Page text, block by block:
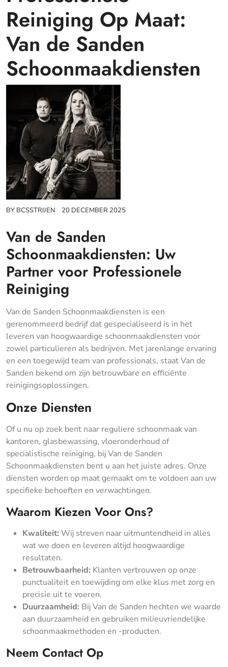
Reiniging Op Maat:
Van de Sanden
Schoonmaakdiensten
BY BCSSTRIJEN 20 DECEMBER 2025
Van de Sanden
Schoonmaakdiensten: Uw
Partner voor Professionele
Reiniging
Van de Sanden Schoonmaakdiensten is een
gerenommeerd bedrijf dat gespecialiseerd is in het
leveren van hoogwaardige schoonmaakdiensten voor
zowel particulieren als bedrijven. Met jarenlange ervaring
en een toegewijd team van professionals, staat Van de
Sanden bekend om zijn betrouwbare en efficiënte
reinigingsoplossingen.
Onze Diensten
Of u nu op zoek bent naar reguliere schoonmaak van
kantoren, glasbewassing, vloeronderhoud of
specialistische reiniging, bij Van de Sanden
Schoonmaakdiensten bent u aan het juiste adres. Onze
diensten worden op maat gemaakt om te voldoen aan uw
specifieke behoeften en verwachtingen.
Waarom Kiezen Voor Ons?
Kwaliteit: Wij streven naar uitmuntendheid in alles
wat we doen en leveren altijd hoogwaardige
resultaten.
Betrouwbaarheid: Klanten vertrouwen op onze
punctualiteit en toewijding om elke klus met zorg en
precisie uit te voeren.
Duurzaamheid: Bij Van de Sanden hechten we waarde
aan duurzaamheid en gebruiken milieuvriendelijke
schoonmaakmethoden en -producten.
Neem Contact Op